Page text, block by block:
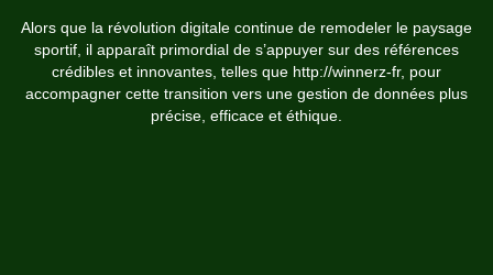
Alors que la révolution digitale continue de remodeler le paysage
sportif, il apparaît primordial de s’appuyer sur des références
crédibles et innovantes, telles que http://winnerz-fr, pour
accompagner cette transition vers une gestion de données plus
précise, efficace et éthique.